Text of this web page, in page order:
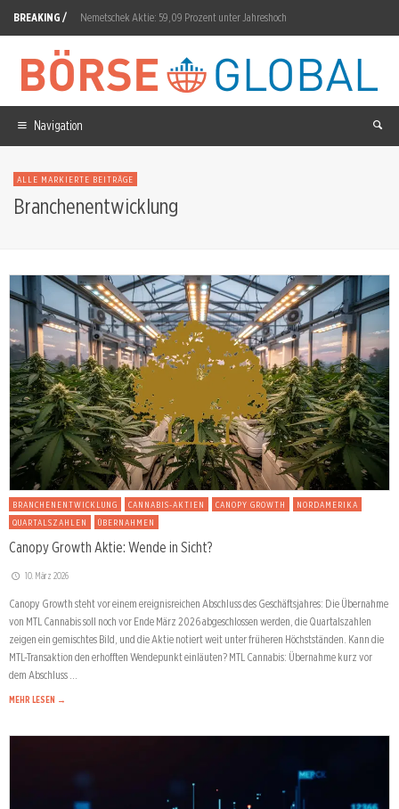
BREAKING / Nemetschek Aktie: 59,09 Prozent unter Jahreshoch
DroneShield Aktie: JPMorgan stockt auf 6,68 Prozent
ABB Aktie: Auftragseingang springt auf 12,04 Milliarden Dollar
Siemens Energy Aktie: Aufsichtsrat berät am 25. August
Main Capital Aktie: 1,18 Milliarden Dollar Kreditrahmen
Rheinmetall Aktie: F126-Auftrag an Wettbewerber vergeben
Navigation
ALLE MARKIERTE BEITRÄGE
Branchenentwicklung
BRANCHENENTWICKLUNG CANNABIS-AKTIEN CANOPY GROWTH
NORDAMERIKA
QUARTALSZAHLEN
ÜBERNAHMEN
Canopy Growth Aktie: Wende in Sicht?
10. März 2026
Canopy Growth steht vor einem ereignisreichen Abschluss des Geschäftsjahres: Die Übernahme
von MTL Cannabis soll noch vor Ende März 2026 abgeschlossen werden, die Quartalszahlen
zeigen ein gemischtes Bild, und die Aktie notiert weit unter früheren Höchstständen. Kann die
MTL-Transaktion den erhofften Wendepunkt einläuten? MTL Cannabis: Übernahme kurz vor
dem Abschluss …
MEHR LESEN →